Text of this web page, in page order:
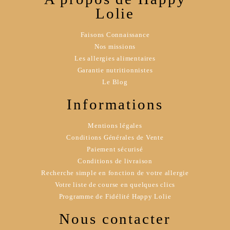
Lolie
Faisons Connaissance
Nos missions
Les allergies alimentaires
Garantie nutritionnistes
Le Blog
Informations
Mentions légales
Conditions Générales de Vente
Paiement sécurisé
Conditions de livraison
Recherche simple en fonction de votre allergie
Votre liste de course en quelques clics
Programme de Fidélité Happy Lolie
Nous contacter